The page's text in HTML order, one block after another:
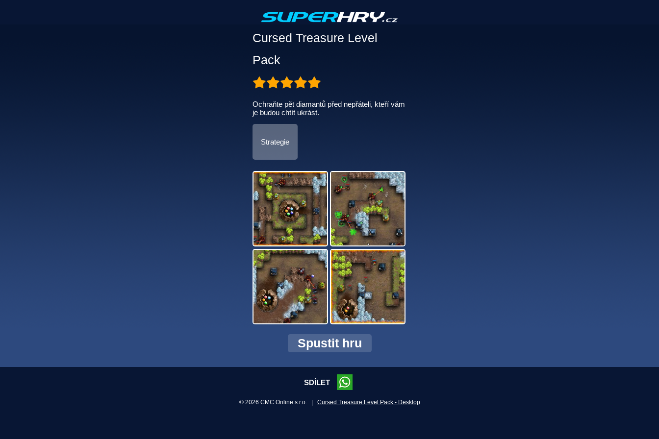
Cursed Treasure Level
Pack
Ochraňte pět diamantů před nepřáteli, kteří vám
je budou chtít ukrást.
Strategie
Spustit hru
SDÍLET
© 2026 CMC Online s.r.o. | Cursed Treasure Level Pack - Desktop